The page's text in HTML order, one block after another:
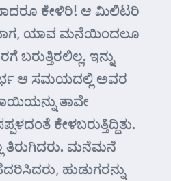
ಕೇಳಿರಿ! ಆ ಮಿಲಿಟರಿ
ಯಾವ ಮನೆಯಿಂದಲೂ
ಬರುತ್ತಿರಲಿಲ್ಲ. ಇನ್ನು
ಆ ಸಮಯದಲ್ಲಿ ಅವರ
ತಾವೇ
ಕೇಳಬರುತ್ತಿದ್ದಿತು.
ತಿರುಗಿದರು. ಮನೆಮನೆ
ಹುಡುಗರನ್ನು